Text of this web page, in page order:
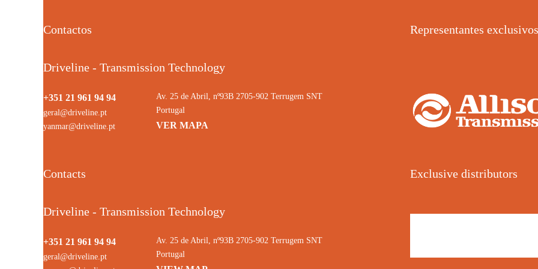
Contactos
Driveline - Transmission Technology
+351 21 961 94 94
geral@driveline.pt
yanmar@driveline.pt
Av. 25 de Abril, nº93B 2705-902 Terrugem SNT
Portugal
VER MAPA
Representantes exclusivos
Contacts
Driveline - Transmission Technology
+351 21 961 94 94
geral@driveline.pt
Av. 25 de Abril, nº93B 2705-902 Terrugem SNT
Portugal
Exclusive distributors